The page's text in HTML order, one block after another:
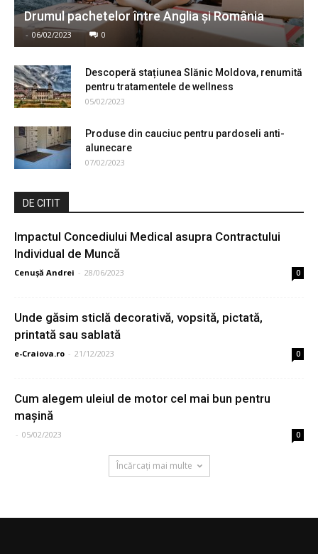
Drumul pachetelor între Anglia şi România
- 06/02/2023 0
Descoperă stațiunea Slănic Moldova, renumită
pentru tratamentele de wellness
05/02/2023
Produse din cauciuc pentru pardoseli anti-
alunecare
07/02/2023
DE CITIT
Impactul Concediului Medical asupra Contractului
Individual de Muncă
Cenuşă Andrei - 28/06/2023 0
Unde găsim sticlă decorativă, vopsită, pictată,
printată sau sablată
e-Craiova.ro - 21/12/2023 0
Cum alegem uleiul de motor cel mai bun pentru
maşină
- 05/02/2023 0
Încărcați mai multe